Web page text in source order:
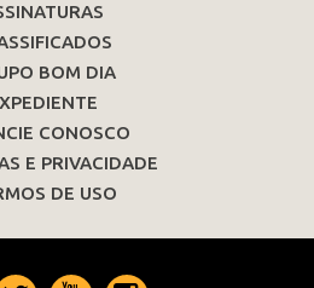
BOM DIA
CONOSCO
E PRIVACIDADE
DE USO